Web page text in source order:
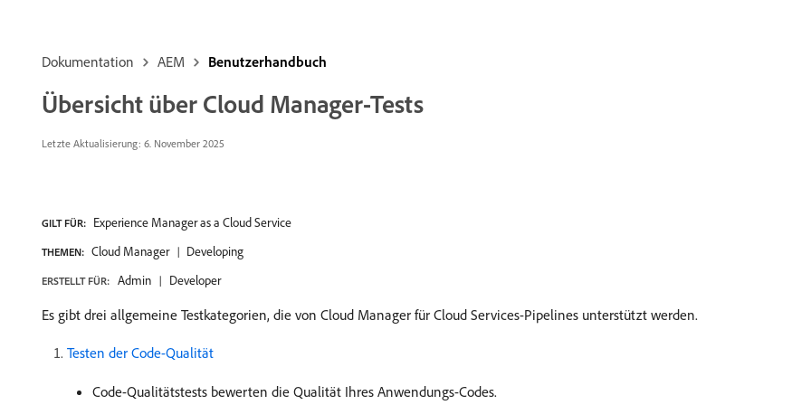
Dokumentation AEM Benutzerhandbuch
Übersicht über Cloud Manager-Tests
Letzte Aktualisierung: 6. November 2025
GILT FÜR: Experience Manager as a Cloud Service
THEMEN: Cloud Manager Developing
ERSTELLT FÜR: Admin Developer
Es gibt drei allgemeine Testkategorien, die von Cloud Manager für Cloud Services-Pipelines unterstützt werden.
Testen der Code-Qualität
Code-Qualitätstests bewerten die Qualität Ihres Anwendungs-Codes.